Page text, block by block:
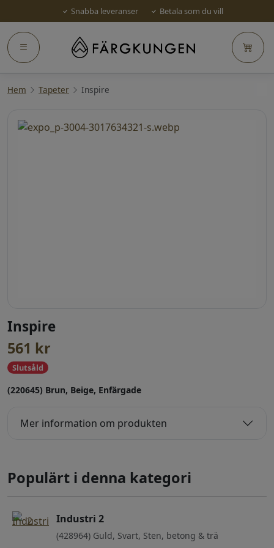
Snabba leveranser Betala som du vill
Hem Tapeter Inspire
Inspire
561 kr
Slutsåld
(220645) Brun, Beige, Enfärgade
Mer information om produkten
Populärt i denna kategori
Industri 2
(428964) Guld, Svart, Sten, betong & trä